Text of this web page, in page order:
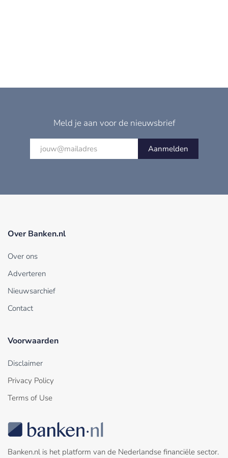
Meld je aan voor de nieuwsbrief
Aanmelden
Over Banken.nl
Over ons
Adverteren
Nieuwsarchief
Contact
Voorwaarden
Disclaimer
Privacy Policy
Terms of Use
Banken.nl is het platform van de Nederlandse financiële sector.